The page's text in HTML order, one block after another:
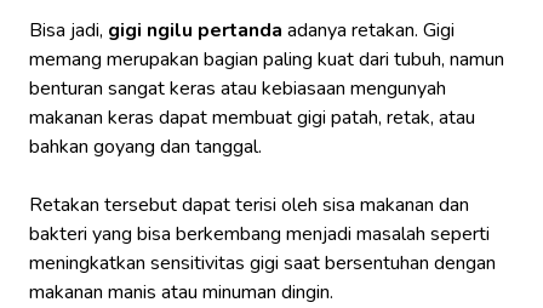
Bisa jadi, gigi ngilu pertanda adanya retakan. Gigi
memang merupakan bagian paling kuat dari tubuh, namun
benturan sangat keras atau kebiasaan mengunyah
makanan keras dapat membuat gigi patah, retak, atau
bahkan goyang dan tanggal.
Retakan tersebut dapat terisi oleh sisa makanan dan
bakteri yang bisa berkembang menjadi masalah seperti
meningkatkan sensitivitas gigi saat bersentuhan dengan
makanan manis atau minuman dingin.